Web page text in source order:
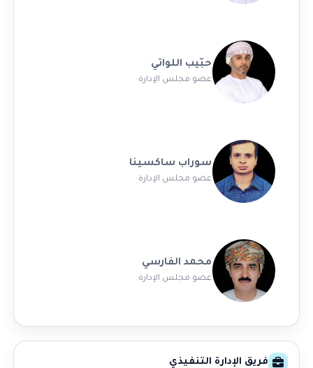
حبّيب اللواتي
عضو مجلس الإدارة
سوراب ساكسينا
عضو مجلس الإدارة
محمد الفارسي
عضو مجلس الإدارة
فريق الإدارة التنفيذي